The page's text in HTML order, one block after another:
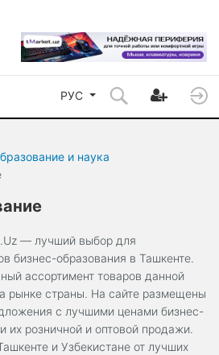
РУС
и наука
— лучший выбор для
бизнес-образования в Ташкенте.
ассортимент товаров данной
рынке страны. На сайте размещены
с лучшими ценами бизнес-
их розничной и оптовой продажи.
и Узбекистане от лучших